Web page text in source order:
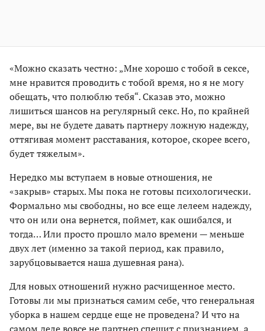
«Можно сказать честно: „Мне хорошо с тобой в сексе,
мне нравится проводить с тобой время, но я не могу
обещать, что полюблю тебя“. Сказав это, можно
лишиться шансов на регулярный секс. Но, по крайней
мере, вы не будете давать партнеру ложную надежду,
оттягивая момент расставания, которое, скорее всего,
будет тяжелым».
Нередко мы вступаем в новые отношения, не
«закрыв» старых. Мы пока не готовы психологически.
Формально мы свободны, но все еще лелеем надежду,
что он или она вернется, поймет, как ошибался, и
тогда… Или просто прошло мало времени — меньше
двух лет (именно за такой период, как правило,
зарубцовывается наша душевная рана).
Для новых отношений нужно расчищенное место.
Готовы ли мы признаться самим себе, что генеральная
уборка в нашем сердце еще не проведена? И что на